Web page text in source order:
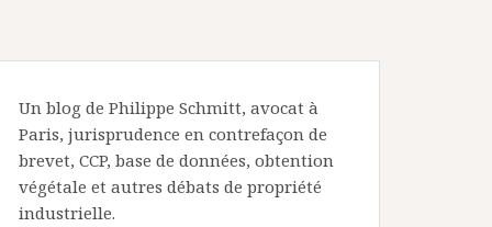
Un blog de Philippe Schmitt, avocat à
Paris, jurisprudence en contrefaçon de
brevet, CCP, base de données, obtention
végétale et autres débats de propriété
industrielle.